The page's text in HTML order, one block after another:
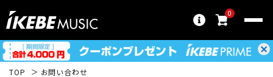
0
TOP お問い合わせ